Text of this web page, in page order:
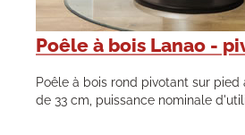
Poêle à bois Lanao -
Poêle à bois rond pivotant sur pied
de 33 cm, puissance nominale